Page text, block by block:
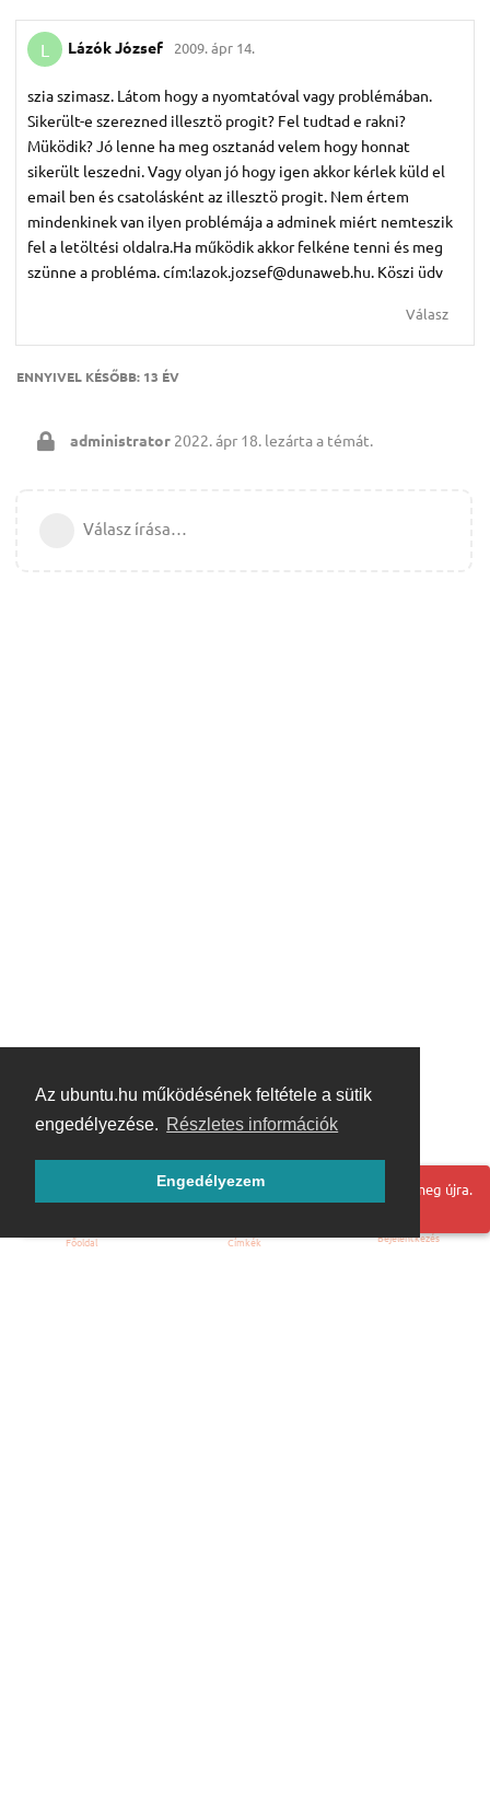
Az ubuntu.hu működésének feltétele a sütik
engedélyezése. Részletes információk
Engedélyezem
L Lázók József 2009. ápr 14.
szia szimasz. Látom hogy a nyomtatóval vagy problémában.
Sikerült-e szerezned illesztö progit? Fel tudtad e rakni?
Müködik? Jó lenne ha meg osztanád velem hogy honnat
sikerült leszedni. Vagy olyan jó hogy igen akkor kérlek küld el
email ben és csatolásként az illesztö progit. Nem értem
mindenkinek van ilyen problémája a adminek miért nemteszik
fel a letöltési oldalra.Ha működik akkor felkéne tenni és meg
szünne a probléma. cím:lazok.jozsef@dunaweb.hu. Köszi üdv
Válasz
ENNYIVEL KÉSŐBB: 13 ÉV
administrator 2022. ápr 18. lezárta a témát.
Válasz írása…
Hoppá! Valami hiba történt. Frissítse az oldalt és próbálja meg újra.
Főoldal Címkék Bejelentkezés